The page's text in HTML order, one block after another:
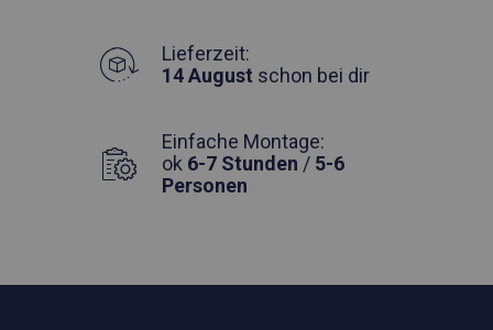
Lieferzeit:
14 August schon bei dir
Einfache Montage:
ok 6-7 Stunden / 5-6
Personen